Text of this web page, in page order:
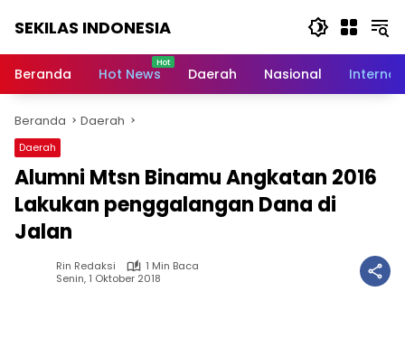
SEKILAS INDONESIA
Terkini,
Latest
World,
Headlines,
News
Today
Beranda Hot News Daerah Nasional
Beranda Daerah
Daerah
Alumni Mtsn Binamu Angkatan 2016
Lakukan penggalangan Dana di
Jalan
Rin Redaksi
1 Min Baca
Senin, 1 Oktober 2018